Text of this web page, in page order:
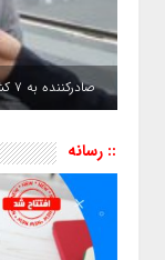
صادرکننده به ۷ کشور منطقه هستیم
:: رسانه